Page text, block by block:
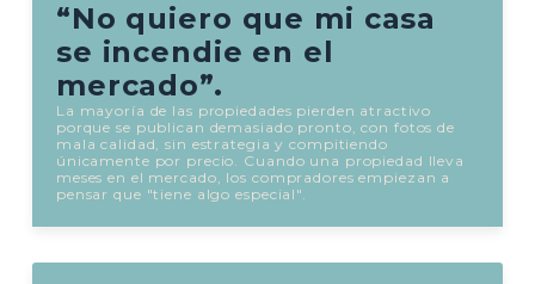
“No quiero que mi casa
se incendie en el
mercado”.
La mayoría de las propiedades pierden atractivo
porque se publican demasiado pronto, con fotos de
mala calidad, sin estrategia y compitiendo
únicamente por precio. Cuando una propiedad lleva
meses en el mercado, los compradores empiezan a
pensar que "tiene algo especial".